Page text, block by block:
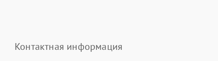
Контактная информация